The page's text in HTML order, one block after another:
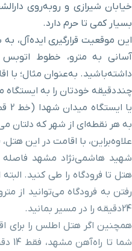
بازار رضا
مسجد هفتاد و دو تن ۵ دقیقه با خودرو(۲ کیلومتر و ۳۹۷ متر)
حرم ورودی باب الجواد ۴ دقیقه با خودرو(۲ کیلومتر و ۴۲۳ متر)
حرم ورودی باب الرضا ۴ دقیقه با خودرو(۲ کیلومتر و ۴۳۲ متر)
کلیسای مسروپ مقدس ۵ دقیقه با خودرو(۲ کیلومتر و ۴۴۵ متر)
خیابان پاسداران ۵ دقیقه با خودرو(۲ کیلومتر و ۴۵۷ متر)
رستوران معین درباری ۵ دقیقه با خودرو(۲ کیلومتر و ۴۵۷ متر)
خیابان شیرازی و روبه‌روی
بسیار کمی تا حرم دارد.
این موقعیت قرارگیری ایده‌آل،
آسانی به مترو، خطوط اتوبس
داشته‌باشید. به‌عنوان مثال؛ با
به هر نقطه‌ای از شهر که دلتان
شهید هاشمی‌نژاد مشهد فاصله
هتل تا فرودگاه را طی کنید.
رفتن به فرودگاه می‌توانید از
24دقیقه را در مسیر بمانید.
همچنین اگر هتل اطلس را برای